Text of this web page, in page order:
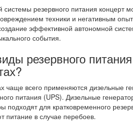
системы резервного питания концерт
техники и негативным
эффективной автономной
события.
резервного
чаще всего применяются дизельные
питания (UPS). Дизельные
подходят для кратковременного
питание в случае перебоев.